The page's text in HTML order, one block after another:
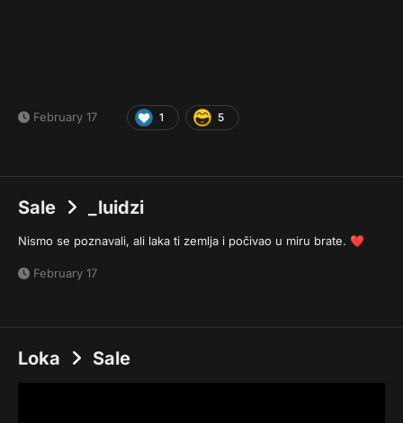
February 17 1 5
Sale _luidzi
Nismo se poznavali, ali laka ti zemlja i počivao u miru brate. ❤️
February 17
Loka Sale